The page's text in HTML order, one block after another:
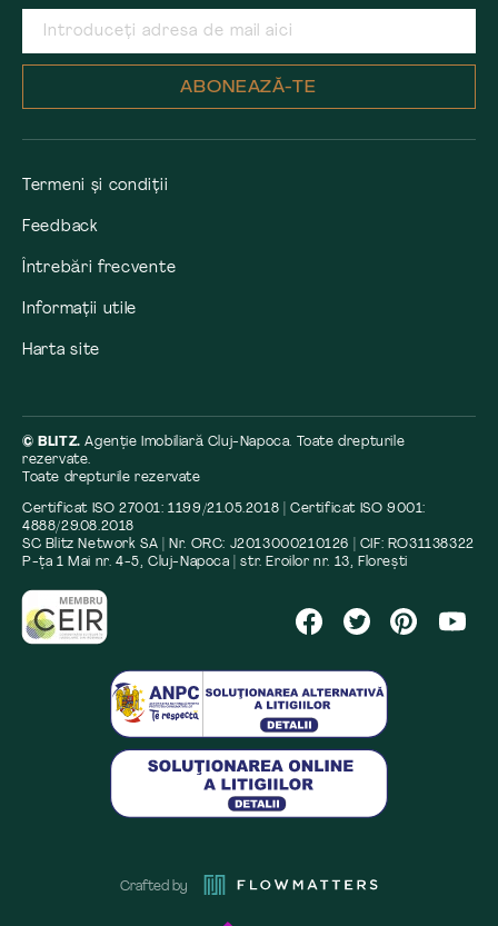
ABONEAZĂ-TE
Termeni și condiții
Feedback
Întrebări frecvente
Informații utile
Harta site
© BLITZ.Agenție Imobiliară Cluj-Napoca. Toate drepturile
rezervate.
Toate drepturile rezervate
Certificat ISO 27001: 1199/21.05.2018 | Certificat ISO 9001:
4888/29.08.2018
SC Blitz Network SA | Nr. ORC: J2013000210126 | CIF: RO31138322
P-ța 1 Mai nr. 4-5, Cluj-Napoca | str. Eroilor nr. 13, Florești
Crafted by